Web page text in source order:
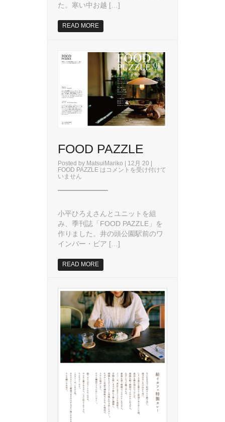
た。寒い中お越 […]
READ MORE
FOOD PAZZLE
Posted by MatsuiMariko | 12月 20 |
FOOD PAZZLE は コメントを受け付けて
いません
小平ひろえさんとユニットを組
み、季刊誌「FOOD PAZZLE」を
作りました。井の頭公園駅前のワ
インバー・ビア […]
READ MORE